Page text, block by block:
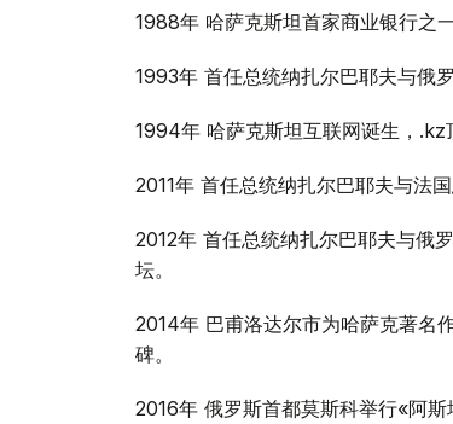
1988年 哈萨克斯坦首家商业银行之
1993年 首任总统纳扎尔巴耶夫与俄
1994年 哈萨克斯坦互联网诞生，.kz
2011年 首任总统纳扎尔巴耶夫与法国
2012年 首任总统纳扎尔巴耶夫与俄
坛。
2014年 巴甫洛达尔市为哈萨克著名
碑。
2016年 俄罗斯首都莫斯科举行«阿斯